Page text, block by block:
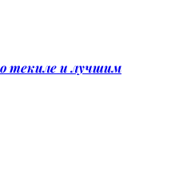
текиле и лучшим